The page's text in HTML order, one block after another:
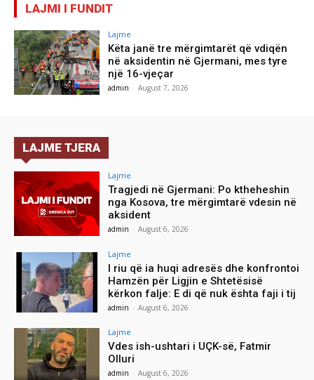
LAJMI I FUNDIT
Lajme
Këta janë tre mërgimtarët që vdiqën
në aksidentin në Gjermani, mes tyre
një 16-vjeçar
admin - August 7, 2026
LAJME TJERA
Lajme
Tragjedi në Gjermani: Po ktheheshin
nga Kosova, tre mërgimtarë vdesin në
aksident
admin - August 6, 2026
Lajme
I riu që ia huqi adresës dhe konfrontoi
Hamzën për Ligjin e Shtetësisë
kërkon falje: E di që nuk ështa faji i tij
admin - August 6, 2026
Lajme
Vdes ish-ushtari i UÇK-së, Fatmir
Olluri
admin - August 6, 2026